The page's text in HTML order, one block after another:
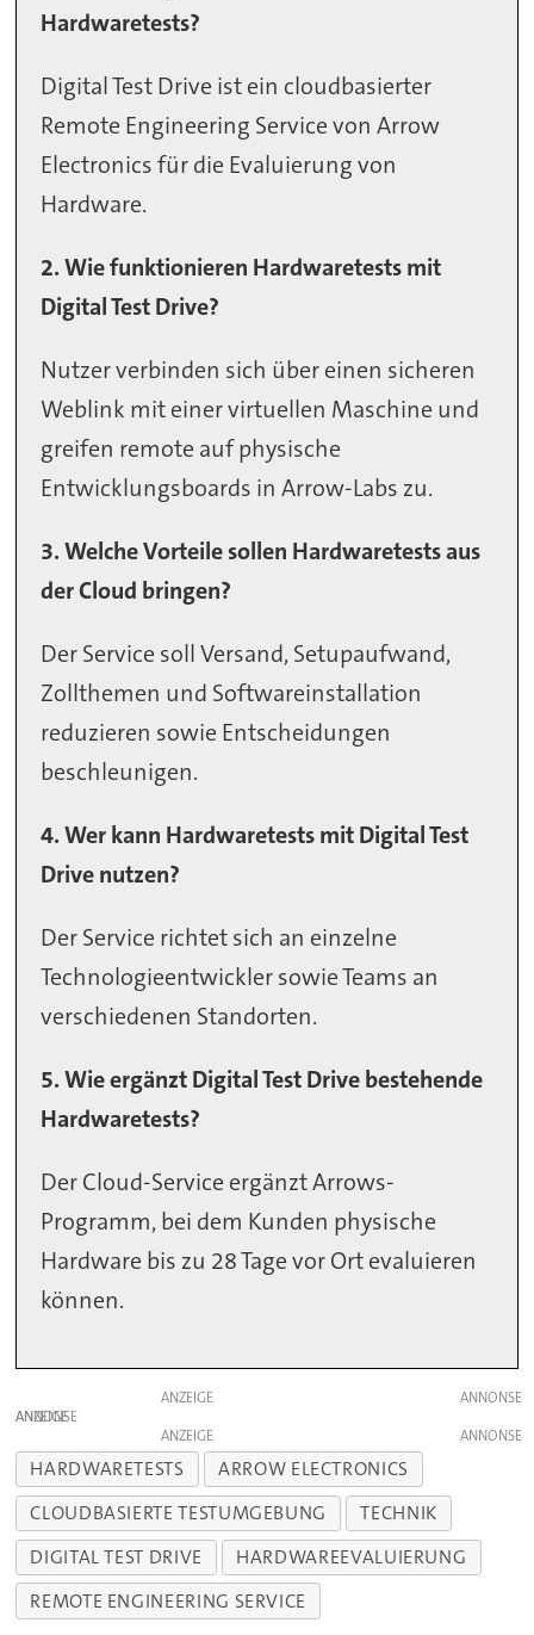
Hardwaretests?
Digital Test Drive ist ein cloudbasierter
Remote Engineering Service von Arrow
Electronics für die Evaluierung von
Hardware.
2. Wie funktionieren Hardwaretests mit
Digital Test Drive?
Nutzer verbinden sich über einen sicheren
Weblink mit einer virtuellen Maschine und
greifen remote auf physische
Entwicklungsboards in Arrow-Labs zu.
3. Welche Vorteile sollen Hardwaretests aus
der Cloud bringen?
Der Service soll Versand, Setupaufwand,
Zollthemen und Softwareinstallation
reduzieren sowie Entscheidungen
beschleunigen.
4. Wer kann Hardwaretests mit Digital Test
Drive nutzen?
Der Service richtet sich an einzelne
Technologieentwickler sowie Teams an
verschiedenen Standorten.
5. Wie ergänzt Digital Test Drive bestehende
Hardwaretests?
Der Cloud-Service ergänzt Arrows-
Programm, bei dem Kunden physische
Hardware bis zu 28 Tage vor Ort evaluieren
können.
ANZEIGE
ANZEIGE
ANZEIGE
HARDWARETESTS
ARROW ELECTRONICS
CLOUDBASIERTE TESTUMGEBUNG
TECHNIK
DIGITAL TEST DRIVE
HARDWAREEVALUIERUNG
REMOTE ENGINEERING SERVICE